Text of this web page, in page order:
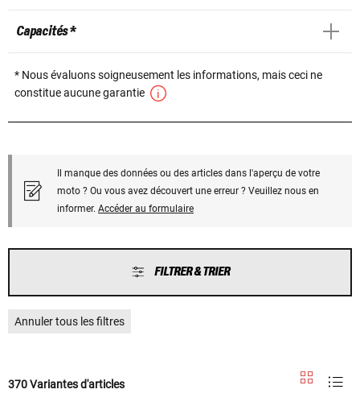
Capacités *
* Nous évaluons soigneusement les informations, mais ceci ne
constitue aucune garantie
Il manque des données ou des articles dans l'aperçu de votre
moto ? Ou vous avez découvert une erreur ? Veuillez nous en
informer. Accéder au formulaire
FILTRER & TRIER
Annuler tous les filtres
370 Variantes d'articles